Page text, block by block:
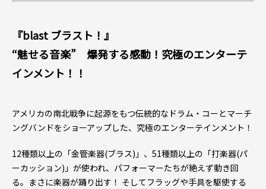
『blast ブラスト！』
“魅せる音楽” 爆発する感動！究極のエンターテ
インメント！！
アメリカの南北戦争に起源をもつ伝統的なドラム・コーとマーチ
ングバンドをショーアップした、究極のエンターテインメント！
12種類以上の「金管楽器(ブラス)」、51種類以上の「打楽器(パ
ーカッション)」が使われ、パフォーマーたちが絶えず動き回
る。まさに楽器が踊り出す！ そしてフラッグや手具を駆使する